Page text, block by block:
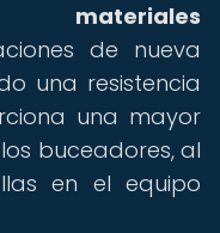
de nueva
una resistencia
una mayor
buceadores, al
en el equipo